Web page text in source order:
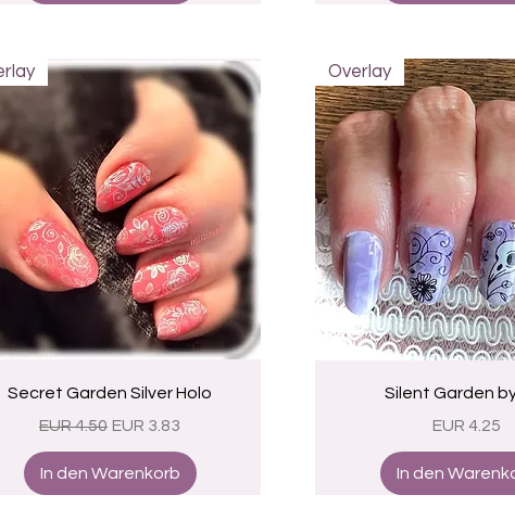
Schnellansicht
Secret Garden Silver Holo
Standardpreis
EUR 4.50 Sale-Preis
EUR 3.83
In den Warenkorb
Overlay
Silent Garden
Preis
EUR 4.25
In den